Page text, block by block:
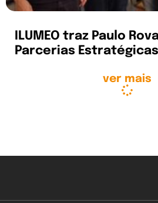
ILUMEO traz Paulo
Parcerias Estratégicas
ver mais